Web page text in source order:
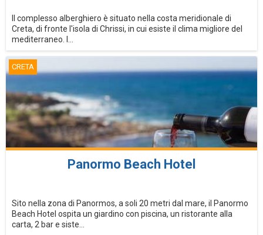
Il complesso alberghiero è situato nella costa meridionale di
Creta, di fronte l'isola di Chrissi, in cui esiste il clima migliore del
mediterraneo. I...
CRETA
Panormo Beach Hotel
Sito nella zona di Panormos, a soli 20 metri dal mare, il Panormo
Beach Hotel ospita un giardino con piscina, un ristorante alla
carta, 2 bar e siste...